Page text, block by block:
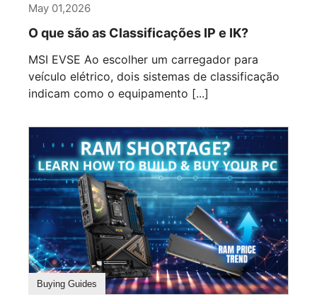
May 01,2026
O que são as Classificações IP e IK?
MSI EVSE Ao escolher um carregador para
veículo elétrico, dois sistemas de classificação
indicam como o equipamento [...]
Buying Guides